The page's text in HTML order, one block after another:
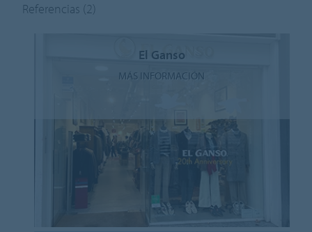
Referencias (2)
El Ganso
MÁS INFORMACIÓN